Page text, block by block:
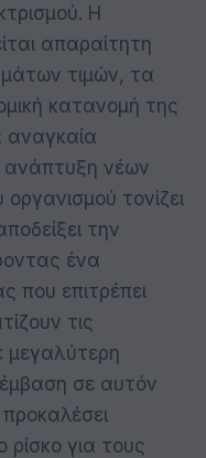
Η
απαραίτητη
τιμών, τα
κατανομή της
ανάπτυξη νέων
τονίζει
την
ένα
που επιτρέπει
τις
μεγαλύτερη
σε αυτόν
για τους